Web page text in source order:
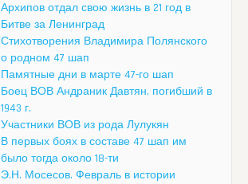
Архипов отдал свою жизнь в 21 год в
Битве за Ленинград
Стихотворения Владимира Полянского
о родном 47 шап
Памятные дни в марте 47-го шап
Боец ВОВ Андраник Давтян, погибший в
1943 г.
Участники ВОВ из рода Лулукян
В первых боях в составе 47 шап им
было тогда около 18-ти
Э.Н. Мосесов. Февраль в истории